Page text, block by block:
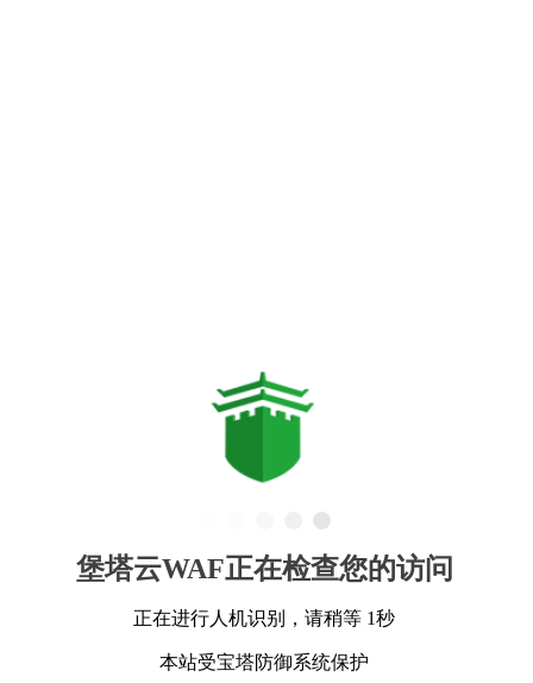
堡塔云WAF正在检查您的访问
正在进行人机识别，请稍等 1秒
本站受宝塔防御系统保护